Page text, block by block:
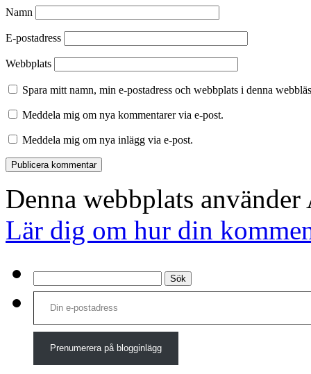
Namn
E-postadress
Webbplats
Spara mitt namn, min e-postadress och webbplats i denna
Meddela mig om nya kommentarer via e-post.
Meddela mig om nya inlägg via e-post.
Denna webbplats
Lär dig om hur din
efter:
Din e-postadress
Prenumerera på blogginlägg